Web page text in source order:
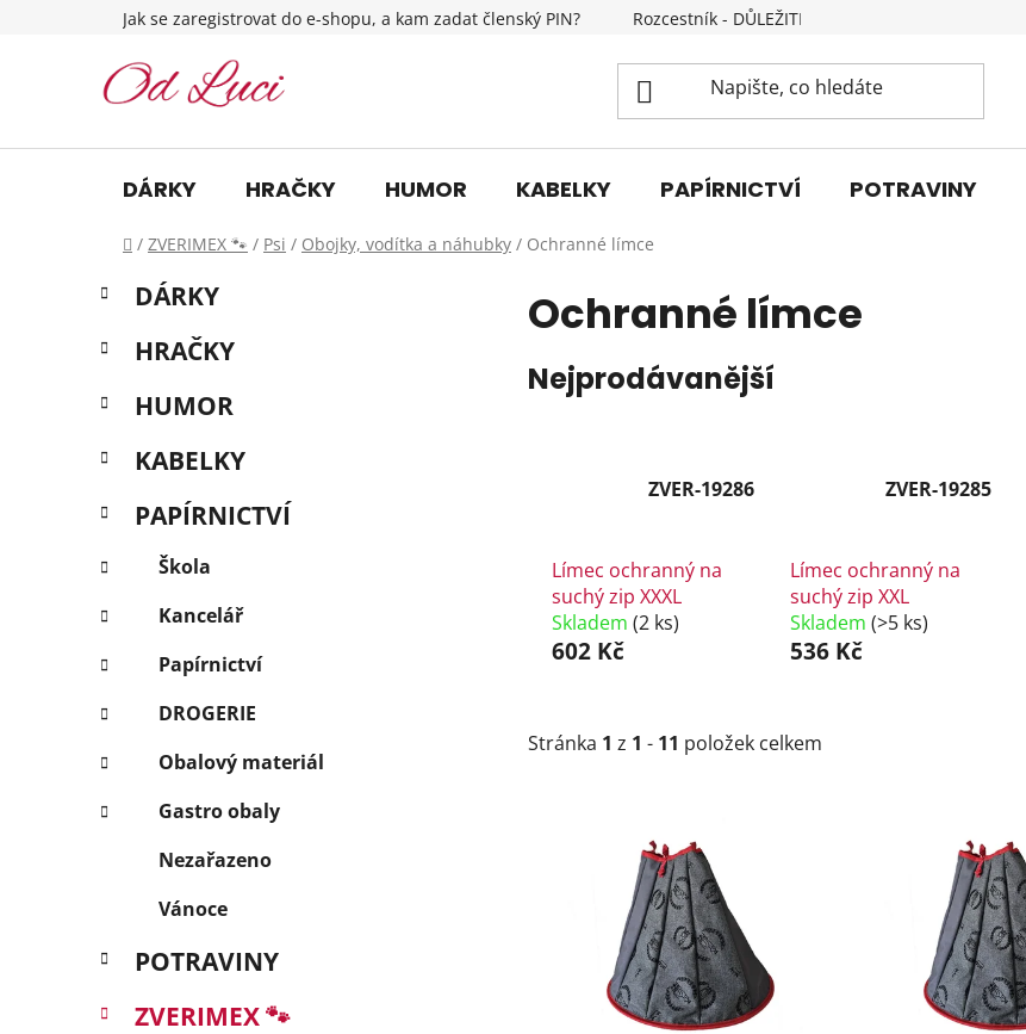
Jak se zaregistrovat do e-shopu, a kam zadat členský PIN? Rozcestník - DŮLEŽITÉ INFORMACE
DÁRKY HRAČKY HUMOR KABELKY PAPÍRNICTVÍ POTRAVINY
Domů
/ ZVERIMEX 🐾 / Psi / Obojky, vodítka a náhubky / Ochranné límce
P
o
s
r
n
n
í
p
n
e
l
Přeskočit
kategorie
K
a
e
o
i
DÁRKY
HRAČKY
HUMOR
KABELKY
PAPÍRNICTVÍ
Škola
Kancelář
Papírnictví
DROGERIE
Obalový materiál
Gastro obaly
Nezařazeno
Vánoce
POTRAVINY
ZVERIMEX 🐾
Ochranné límce
Nejprodávanější
ZVER-19286
Límec ochranný na
suchý zip XXXL
Skladem (2 ks)
602 Kč
ZVER-19285
Límec ochranný na
suchý zip XXL
Skladem (>5 ks)
536 Kč
Stránka 1 z 1 - 11 položek celkem